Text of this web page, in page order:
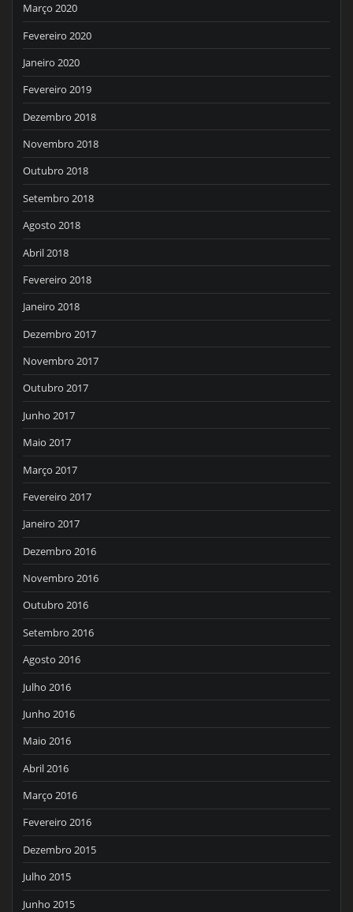
Março 2020
Fevereiro 2020
Janeiro 2020
Fevereiro 2019
Dezembro 2018
Novembro 2018
Outubro 2018
Setembro 2018
Agosto 2018
Abril 2018
Fevereiro 2018
Janeiro 2018
Dezembro 2017
Novembro 2017
Outubro 2017
Junho 2017
Maio 2017
Março 2017
Fevereiro 2017
Janeiro 2017
Dezembro 2016
Novembro 2016
Outubro 2016
Setembro 2016
Agosto 2016
Julho 2016
Junho 2016
Maio 2016
Abril 2016
Março 2016
Fevereiro 2016
Dezembro 2015
Julho 2015
Junho 2015